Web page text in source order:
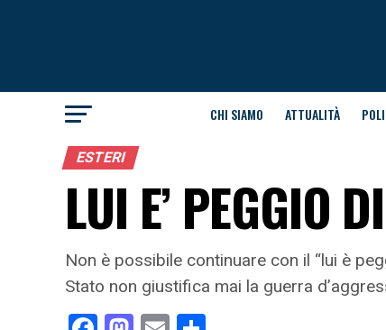
CHI SIAMO ATTUALITÀ
ESTERI
LUI E’ PEGGIO
Non è possibile continuare con il “lui è
Stato non giustifica mai la guerra